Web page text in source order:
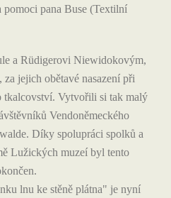
pana Buse (Textilní
a Rüdigerovi Niewidokovým,
jejich obětavé nasazení při
tkalcovství. Vytvořili si tak malý
Vendoněmeckého
Díky spolupráci spolků a
Lužických muzeí byl tento
lnu ke stěně plátna" je nyní